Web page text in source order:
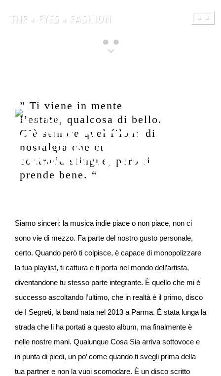
I SEGRETI (DI ESSERE
UNA BAND CHE SPACCA)
di Federico Ledda
” Ti viene in mente
l’estate, qualcosa di bello.
C’è sempre quel filone di
nostalgia che ci
contraddistingue, però ti
prende bene. “
Siamo sinceri: la musica indie piace o non piace, non ci
sono vie di mezzo. Fa parte del nostro gusto personale,
certo. Quando però ti colpisce, è capace di monopolizzare
la tua playlist, ti cattura e ti porta nel mondo dell’artista,
diventandone tu stesso parte integrante. È quello che mi è
successo ascoltando l’ultimo, che in realtà è il primo, disco
de I Segreti, la band nata nel 2013 a Parma. È stata lunga la
strada che li ha portati a questo album, ma finalmente è
nelle nostre mani. Qualunque Cosa Sia arriva sottovoce e
in punta di piedi, un po’ come quando ti svegli prima della
tua partner e non la vuoi scomodare. È un disco scritto